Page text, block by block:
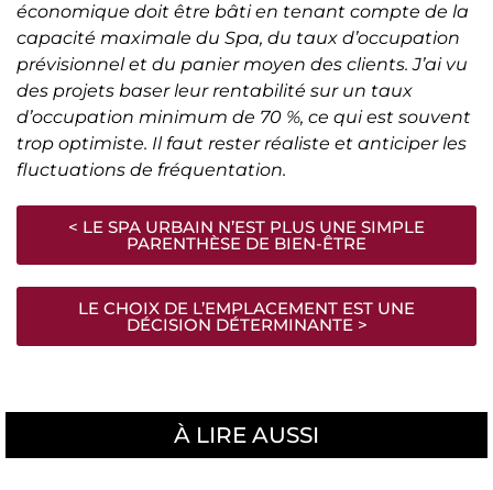
économique doit être bâti en tenant compte de la
capacité maximale du Spa, du taux d’occupation
prévisionnel et du panier moyen des clients. J’ai vu
des projets baser leur rentabilité sur un taux
d’occupation minimum de 70 %, ce qui est souvent
trop optimiste. Il faut rester réaliste et anticiper les
fluctuations de fréquentation.
< LE SPA URBAIN N’EST PLUS UNE SIMPLE
PARENTHÈSE DE BIEN-ÊTRE
LE CHOIX DE L’EMPLACEMENT EST UNE
DÉCISION DÉTERMINANTE >
À LIRE AUSSI